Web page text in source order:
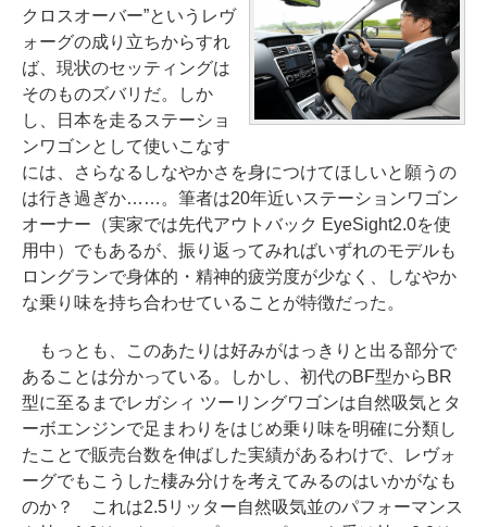
クロスオーバー”というレヴ
ォーグの成り立ちからすれ
ば、現状のセッティングは
そのものズバリだ。しか
し、日本を走るステーショ
ンワゴンとして使いこなす
には、さらなるしなやかさを身につけてほしいと願うの
は行き過ぎか……。筆者は20年近いステーションワゴン
オーナー（実家では先代アウトバック EyeSight2.0を使
用中）でもあるが、振り返ってみればいずれのモデルも
ロングランで身体的・精神的疲労度が少なく、しなやか
な乗り味を持ち合わせていることが特徴だった。
もっとも、このあたりは好みがはっきりと出る部分で
あることは分かっている。しかし、初代のBF型からBR
型に至るまでレガシィ ツーリングワゴンは自然吸気とタ
ーボエンジンで足まわりをはじめ乗り味を明確に分類し
たことで販売台数を伸ばした実績があるわけで、レヴォ
ーグでもこうした棲み分けを考えてみるのはいかがなも
のか？ これは2.5リッター自然吸気並のパフォーマンス